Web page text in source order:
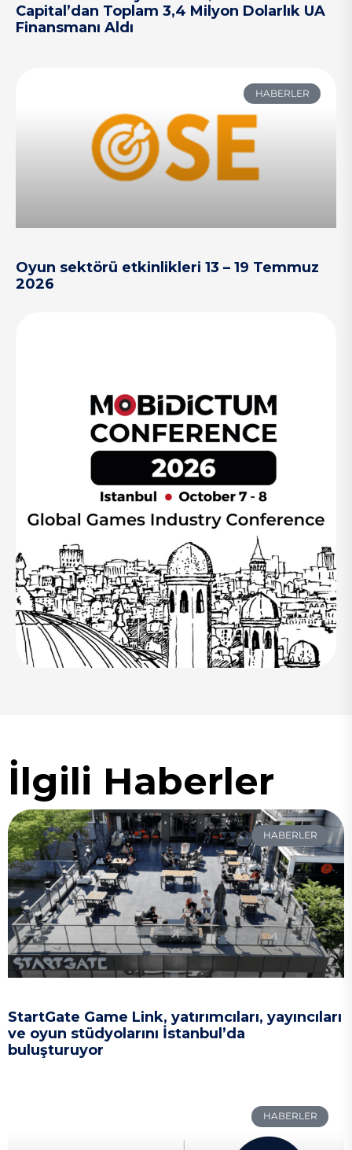
Capital’dan Toplam 3,4 Milyon Dolarlık UA
Finansmanı Aldı
HABERLER
Oyun sektörü etkinlikleri 13 – 19 Temmuz
2026
İlgili Haberler
HABERLER
StartGate Game Link, yatırımcıları, yayıncıları
ve oyun stüdyolarını İstanbul’da
buluşturuyor
HABERLER